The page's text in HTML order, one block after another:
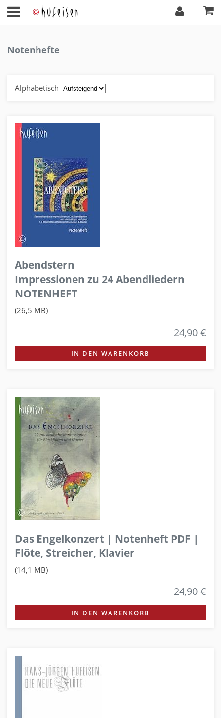
Notenhefte
Alphabetisch
Abendstern
Impressionen zu 24 Abendliedern
NOTENHEFT
(26,5 MB)
24,90 €
IN DEN WARENKORB
Das Engelkonzert | Notenheft PDF |
Flöte, Streicher, Klavier
(14,1 MB)
24,90 €
IN DEN WARENKORB